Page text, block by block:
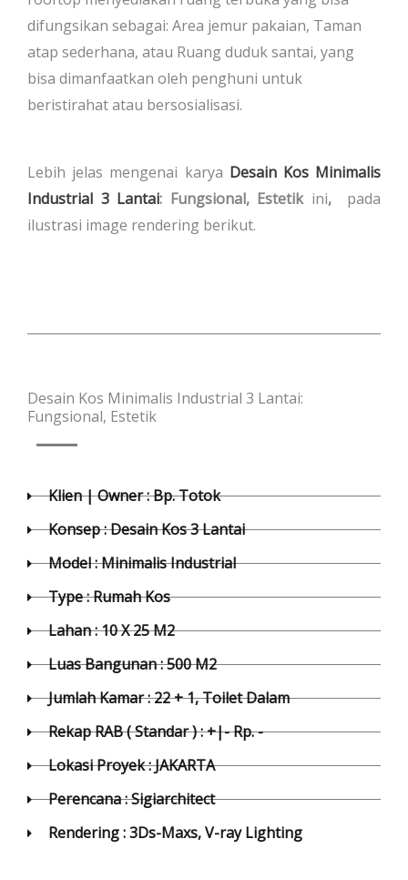
difungsikan sebagai: Area jemur pakaian, Taman
atap sederhana, atau Ruang duduk santai, yang
bisa dimanfaatkan oleh penghuni untuk
beristirahat atau bersosialisasi.
Lebih jelas mengenai karya Desain Kos Minimalis
Industrial 3 Lantai: Fungsional, Estetik ini,
pada
ilustrasi image rendering berikut.
Desain Kos Minimalis Industrial 3 Lantai:
Fungsional, Estetik
Klien | Owner : Bp. Totok
Konsep : Desain Kos 3 Lantai
Model : Minimalis Industrial
Type : Rumah Kos
Lahan : 10 X 25 M2
Luas Bangunan : 500 M2
Jumlah Kamar : 22 + 1, Toilet Dalam
Rekap RAB ( Standar ) : +|- Rp. -
Lokasi Proyek : JAKARTA
Perencana : Sigiarchitect
Rendering : 3Ds-Maxs, V-ray Lighting